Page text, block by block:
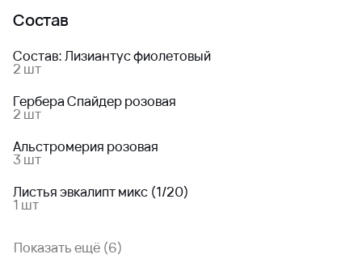
Состав
Состав: Лизиантус фиолетовый
2 шт
Гербера Спайдер розовая
2 шт
Альстромерия розовая
3 шт
Листья эвкалипт микс (1/20)
1 шт
Показать ещё (6)